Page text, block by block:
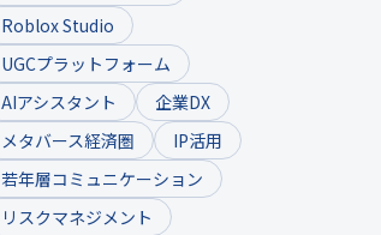
Roblox Studio
UGCプラットフォーム
AIアシスタント
企業DX
メタバース経済圏
IP活用
若年層コミュニケーション
リスクマネジメント